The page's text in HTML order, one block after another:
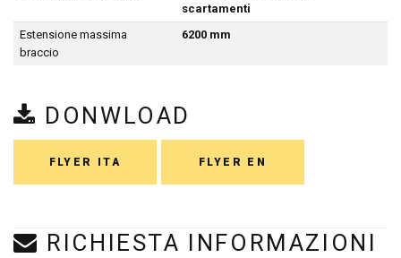
scartamenti
Estensione massima
braccio
6200 mm
DONWLOAD
FLYER ITA FLYER EN
RICHIESTA INFORMAZIONI